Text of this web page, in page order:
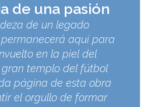
de una pasión
de un legado
aquí para
en la piel del
gran templo del fútbol
página de esta obra
el orgullo de formar